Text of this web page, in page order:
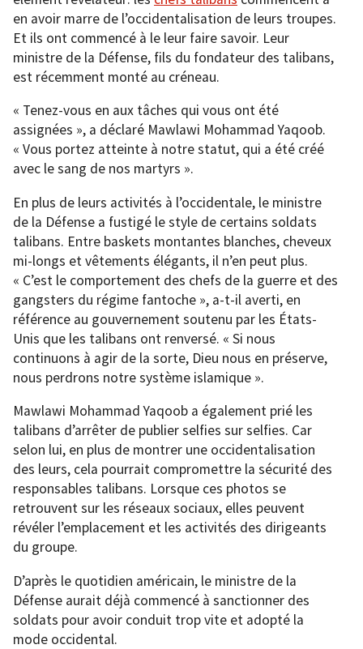
en avoir marre de l’occidentalisation de leurs troupes.
Et ils ont commencé à le leur faire savoir. Leur
ministre de la Défense, fils du fondateur des talibans,
est récemment monté au créneau.
« Tenez-vous en aux tâches qui vous ont été
assignées », a déclaré Mawlawi Mohammad Yaqoob.
« Vous portez atteinte à notre statut, qui a été créé
avec le sang de nos martyrs ».
En plus de leurs activités à l’occidentale, le ministre
de la Défense a fustigé le style de certains soldats
talibans. Entre baskets montantes blanches, cheveux
mi-longs et vêtements élégants, il n’en peut plus.
« C’est le comportement des chefs de la guerre et des
gangsters du régime fantoche », a-t-il averti, en
référence au gouvernement soutenu par les États-
Unis que les talibans ont renversé. « Si nous
continuons à agir de la sorte, Dieu nous en préserve,
nous perdrons notre système islamique ».
Mawlawi Mohammad Yaqoob a également prié les
talibans d’arrêter de publier selfies sur selfies. Car
selon lui, en plus de montrer une occidentalisation
des leurs, cela pourrait compromettre la sécurité des
responsables talibans. Lorsque ces photos se
retrouvent sur les réseaux sociaux, elles peuvent
révéler l’emplacement et les activités des dirigeants
du groupe.
D’après le quotidien américain, le ministre de la
Défense aurait déjà commencé à sanctionner des
soldats pour avoir conduit trop vite et adopté la
mode occidental.